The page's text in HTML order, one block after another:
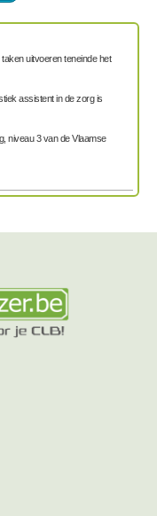
uitvoeren teneinde het
assistent in de zorg is
niveau 3 van de Vlaamse